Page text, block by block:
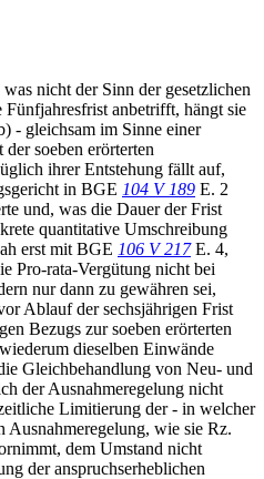
nicht der Sinn der gesetzlichen
anbetrifft, hängt sie
- gleichsam im Sinne einer
soeben erörterten
ihrer Entstehung fällt auf,
in BGE 104 V 189 E. 2
und, was die Dauer der Frist
quantitative Umschreibung
erst mit BGE 106 V 217E. 4,
Pro-rata-Vergütung nicht bei
nur dann zu gewähren sei,
Ablauf der sechsjährigen Frist
Bezugs zur soeben erörterten
dieselben Einwände
Gleichbehandlung von Neu- und
der Ausnahmeregelung nicht
Limitierung der - in welcher
wie sie Rz.
dem Umstand nicht
der anspruchserheblichen